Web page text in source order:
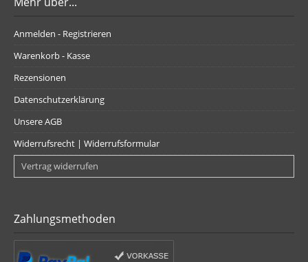
Anmelden - Registrieren
Warenkorb - Kasse
Rezensionen
Datenschutzerklärung
Unsere AGB
Widerrufsrecht | Widerrufsformular
Vertrag widerrufen
Zahlungsmethoden